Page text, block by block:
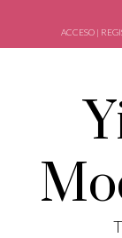
ACCESO |